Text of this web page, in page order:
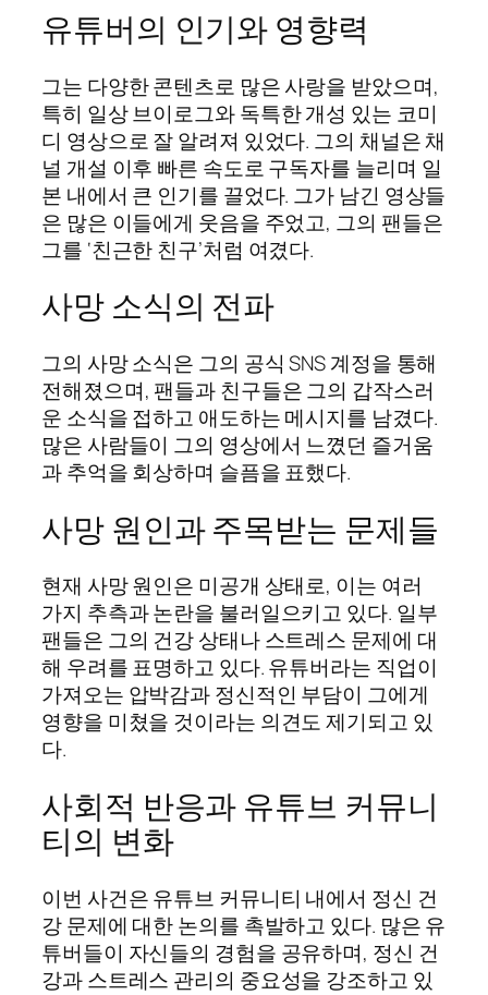
유튜버의 인기와 영향력
그는 다양한 콘텐츠로 많은 사랑을 받았으며,
특히 일상 브이로그와 독특한 개성 있는 코미
디 영상으로 잘 알려져 있었다. 그의 채널은 채
널 개설 이후 빠른 속도로 구독자를 늘리며 일
본 내에서 큰 인기를 끌었다. 그가 남긴 영상들
은 많은 이들에게 웃음을 주었고, 그의 팬들은
그를 ‘친근한 친구’처럼 여겼다.
사망 소식의 전파
그의 사망 소식은 그의 공식 SNS 계정을 통해
전해졌으며, 팬들과 친구들은 그의 갑작스러
운 소식을 접하고 애도하는 메시지를 남겼다.
많은 사람들이 그의 영상에서 느꼈던 즐거움
과 추억을 회상하며 슬픔을 표했다.
사망 원인과 주목받는 문제들
현재 사망 원인은 미공개 상태로, 이는 여러
가지 추측과 논란을 불러일으키고 있다. 일부
팬들은 그의 건강 상태나 스트레스 문제에 대
해 우려를 표명하고 있다. 유튜버라는 직업이
가져오는 압박감과 정신적인 부담이 그에게
영향을 미쳤을 것이라는 의견도 제기되고 있
다.
사회적 반응과 유튜브 커뮤니
티의 변화
이번 사건은 유튜브 커뮤니티 내에서 정신 건
강 문제에 대한 논의를 촉발하고 있다. 많은 유
튜버들이 자신들의 경험을 공유하며, 정신 건
강과 스트레스 관리의 중요성을 강조하고 있